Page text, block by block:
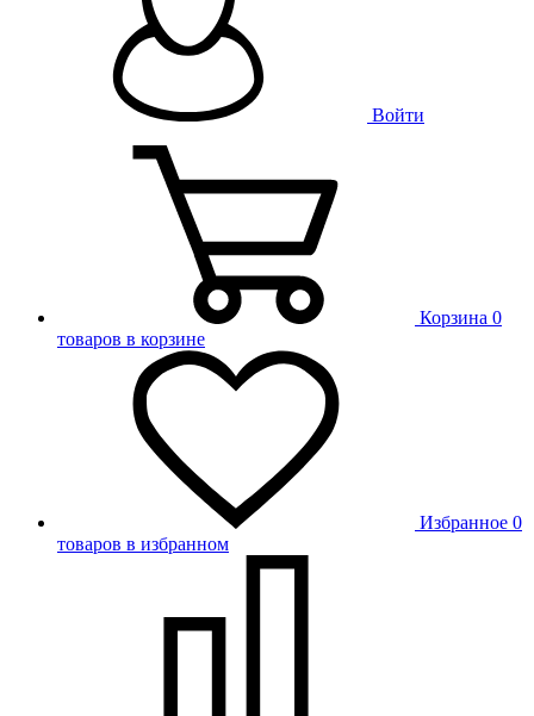
Войти
Корзина 0
товаров в корзине
Избранное 0
товаров в избранном